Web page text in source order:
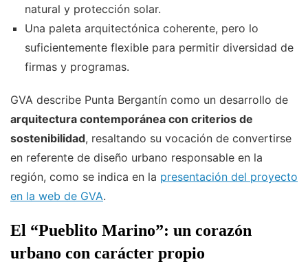
natural y protección solar.
Una paleta arquitectónica coherente, pero lo
suficientemente flexible para permitir diversidad de
firmas y programas.
GVA describe Punta Bergantín como un desarrollo de
arquitectura contemporánea con criterios de
sostenibilidad, resaltando su vocación de convertirse
en referente de diseño urbano responsable en la
región, como se indica en la presentación del proyecto
en la web de GVA.
El “Pueblito Marino”: un corazón
urbano con carácter propio